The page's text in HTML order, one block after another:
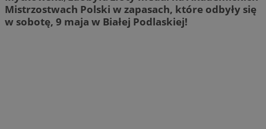
Mistrzostwach Polski w zapasach, które odbyły się
w sobotę, 9 maja w Białej Podlaskiej!